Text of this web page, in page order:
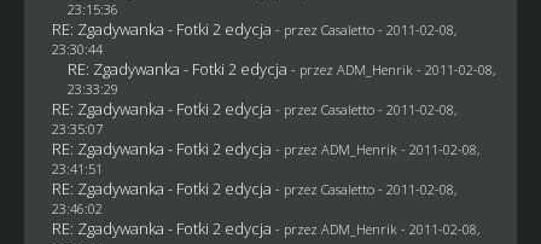
23:15:36
RE: Zgadywanka - Fotki 2 edycja - przez Casaletto- 2011-02-08,
23:30:44
RE: Zgadywanka - Fotki 2 edycja - przez ADM_Henrik - 2011-02-08,
23:33:29
RE: Zgadywanka - Fotki 2 edycja - przez Casaletto- 2011-02-08,
23:35:07
RE: Zgadywanka - Fotki 2 edycja - przez ADM_Henrik - 2011-02-08,
23:41:51
RE: Zgadywanka - Fotki 2 edycja - przez Casaletto- 2011-02-08,
23:46:02
RE: Zgadywanka - Fotki 2 edycja - przez ADM_Henrik - 2011-02-08,